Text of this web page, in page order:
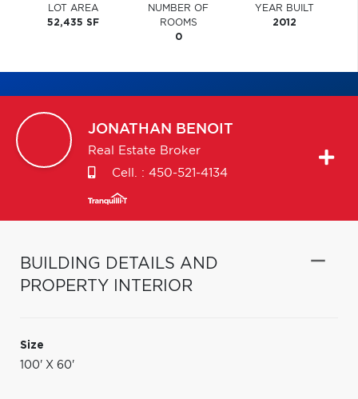
LOT AREA
52,435 SF
NUMBER OF
ROOMS
0
YEAR BUILT
2012
JONATHAN BENOIT
Real Estate Broker
Cell. : 450-521-4134
BUILDING DETAILS AND
PROPERTY INTERIOR
Size
100' X 60'